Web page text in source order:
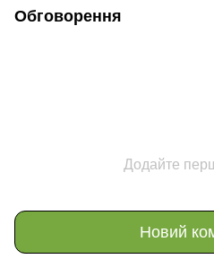
Обговорення
Додайте
Новий